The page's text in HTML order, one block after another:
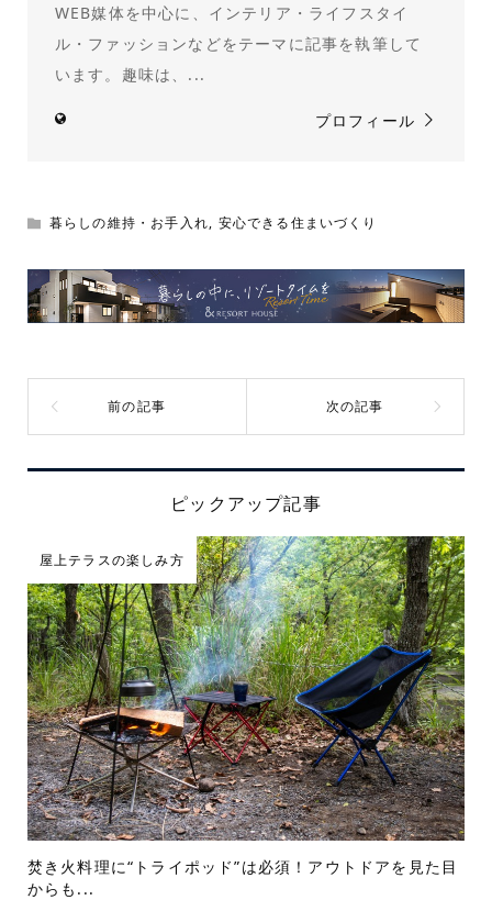
WEB媒体を中心に、インテリア・ライフスタイ
ル・ファッションなどをテーマに記事を執筆して
います。趣味は、...
プロフィール
暮らしの維持・お手入れ, 安心できる住まいづくり
ピックアップ記事
屋上テラスの楽しみ方
焚き火料理に“トライポッド”は必須！アウトドアを見た目
からも...